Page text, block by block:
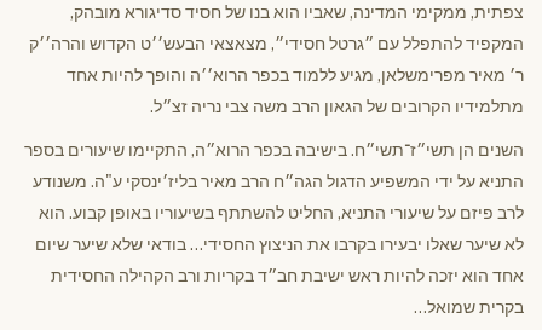
צפתית, ממקימי המדינה, שאביו הוא בנו של חסיד סדיגורא מובהק,
המקפיד להתפלל עם ״גרטל חסידי״, מצאצאי הבעש׳׳ט הקדוש והרה׳׳ק
ר׳ מאיר מפרימשלאן, מגיע ללמוד בכפר הרוא׳׳ה והופך להיות אחד
מתלמידיו הקרובים של הגאון הרב משה צבי נריה זצ״ל.
השנים הן תשי״ז־תשי״ח. בישיבה בכפר הרוא״ה, התקיימו שיעורים בספר
התניא על ידי המשפיע הדגול הגה״ח הרב מאיר בליז׳ינסקי ע"ה. משנודע
לרב פיזם על שיעורי התניא, החליט להשתתף בשיעוריו באופן קבוע. הוא
לא שיער שאלו יבעירו בקרבו את הניצוץ החסידי… בודאי שלא שיער שיום
אחד הוא יזכה להיות ראש ישיבת חב״ד בקריות ורב הקהילה החסידית
בקרית שמואל…